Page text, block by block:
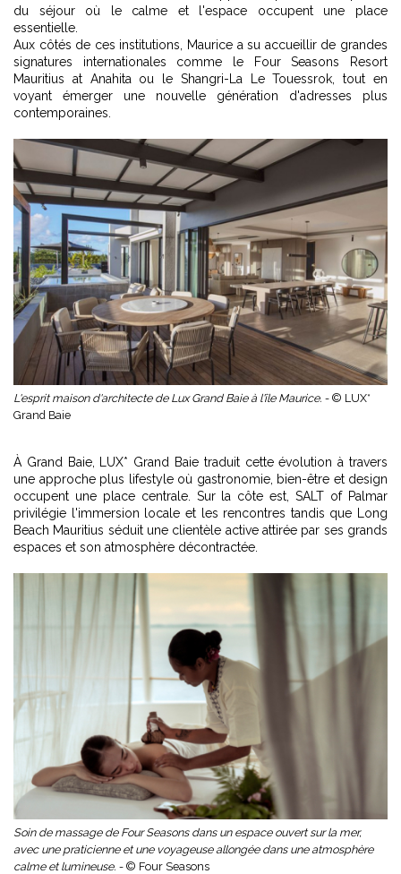
du séjour où le calme et l'espace occupent une place
essentielle.
Aux côtés de ces institutions, Maurice a su accueillir de grandes
signatures internationales comme le Four Seasons Resort
Mauritius at Anahita ou le Shangri-La Le Touessrok, tout en
voyant émerger une nouvelle génération d'adresses plus
contemporaines.
L'esprit maison d'architecte de Lux Grand Baie à l'île Maurice. - © LUX*
Grand Baie
À Grand Baie, LUX* Grand Baie traduit cette évolution à travers
une approche plus lifestyle où gastronomie, bien-être et design
occupent une place centrale. Sur la côte est, SALT of Palmar
privilégie l'immersion locale et les rencontres tandis que Long
Beach Mauritius séduit une clientèle active attirée par ses grands
espaces et son atmosphère décontractée.
Soin de massage de Four Seasons dans un espace ouvert sur la mer,
avec une praticienne et une voyageuse allongée dans une atmosphère
calme et lumineuse. - © Four Seasons